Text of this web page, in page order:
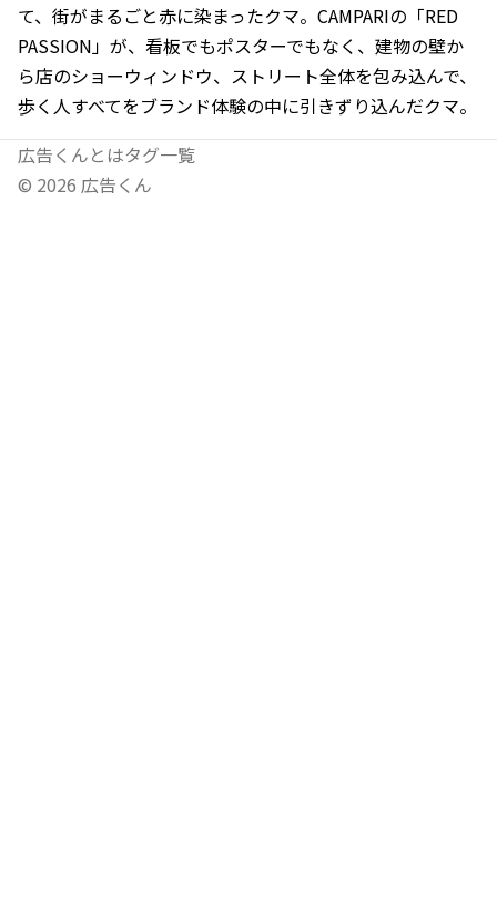
て、街がまるごと赤に染まったクマ。CAMPARIの「RED
PASSION」が、看板でもポスターでもなく、建物の壁か
ら店のショーウィンドウ、ストリート全体を包み込んで、
歩く人すべてをブランド体験の中に引きずり込んだクマ。
広告くんとはタグ一覧
© 2026 広告くん